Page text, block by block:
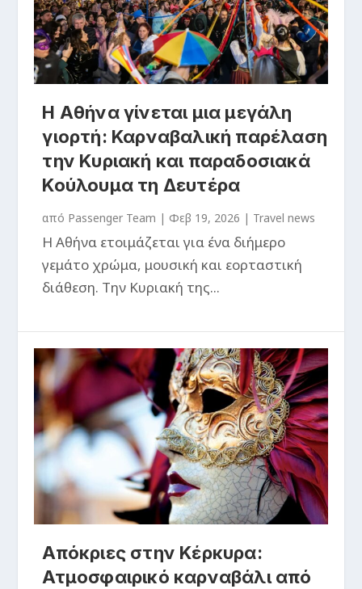
Η Αθήνα γίνεται μια μεγάλη
γιορτή: Καρναβαλική παρέλαση
την Κυριακή και παραδοσιακά
Κούλουμα τη Δευτέρα
από Passenger Team | Φεβ 19, 2026 | Travel news
Η Αθήνα ετοιμάζεται για ένα διήμερο
γεμάτο χρώμα, μουσική και εορταστική
διάθεση. Την Κυριακή της...
Απόκριες στην Κέρκυρα:
Ατμοσφαιρικό καρναβάλι από